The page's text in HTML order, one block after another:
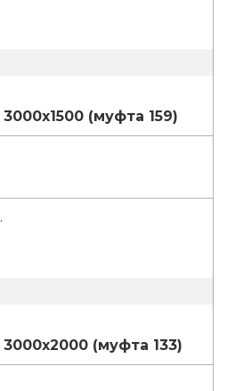
(муфта 159)
(муфта 133)